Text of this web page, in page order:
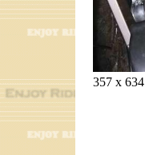
357 x 634